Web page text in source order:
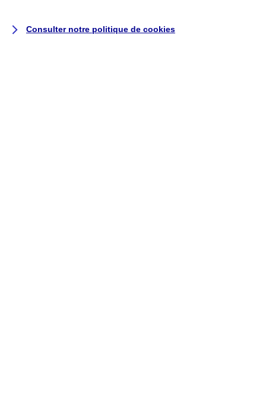
éligibles.
Consulter notre politique de cookies